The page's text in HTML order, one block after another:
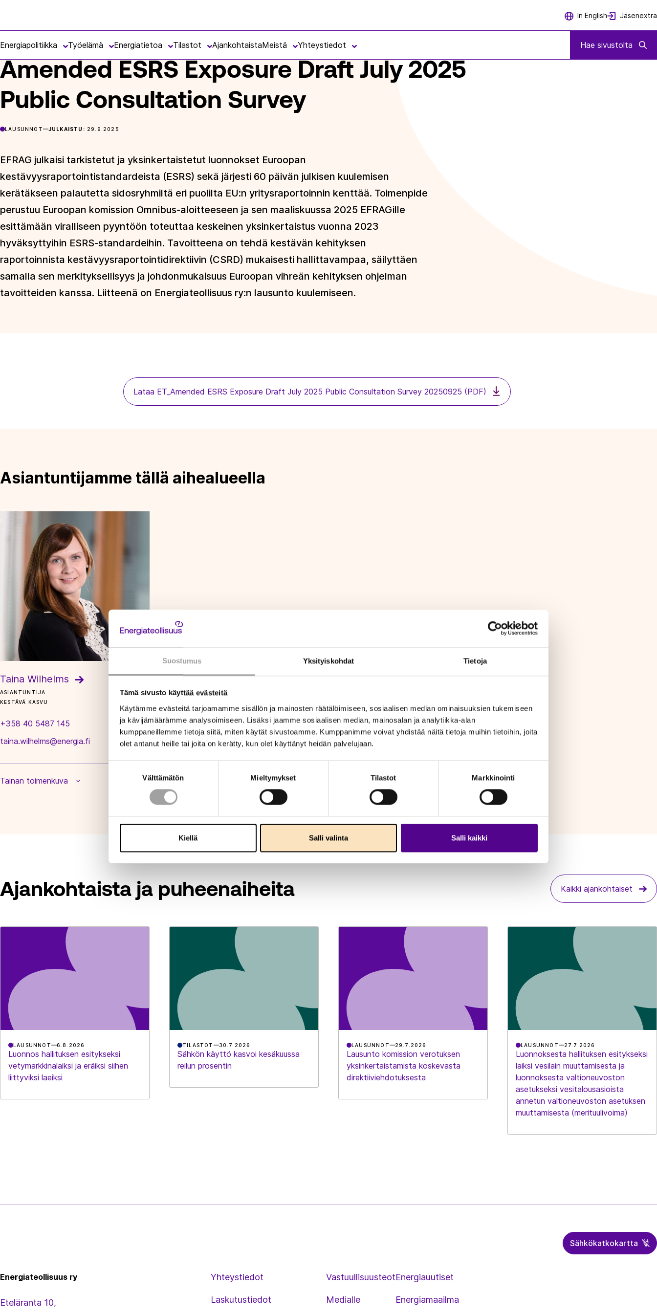
Suostumus Yksityiskohdat Tietoja
Tämä sivusto käyttää evästeitä
Käytämme evästeitä tarjoamamme sisällön ja mainosten räätälöimiseen, sosiaalisen median ominaisuuksien tukemiseen
ja kävijämäärämme analysoimiseen. Lisäksi jaamme sosiaalisen median, mainosalan ja analytiikka-alan
kumppaneillemme tietoja siitä, miten käytät sivustoamme. Kumppanimme voivat yhdistää näitä tietoja muihin tietoihin, joita
olet antanut heille tai joita on kerätty, kun olet käyttänyt heidän palvelujaan.
Suostumuksen
Välttämätön Mieltymykset Tilastot Markkinointi
Kiellä Salli valinta Salli kaikki
In English Jäsenextra
Energiapolitiikka Työelämä Energiatietoa Tilastot AjankohtaistaMeistä Yhteystiedot Hae sivustolta
Amended ESRS Exposure Draft July 2025
Public Consultation Survey
LAUSUNNOT JULKAISTU: 29.9.2025
EFRAG julkaisi tarkistetut ja yksinkertaistetut luonnokset Euroopan
kestävyysraportointistandardeista (ESRS) sekä järjesti 60 päivän julkisen kuulemisen
kerätäkseen palautetta sidosryhmiltä eri puolilta EU:n yritysraportoinnin kenttää. Toimenpide
perustuu Euroopan komission Omnibus-aloitteeseen ja sen maaliskuussa 2025 EFRAGille
esittämään viralliseen pyyntöön toteuttaa keskeinen yksinkertaistus vuonna 2023
hyväksyttyihin ESRS-standardeihin. Tavoitteena on tehdä kestävän kehityksen
raportoinnista kestävyysraportointidirektiivin (CSRD) mukaisesti hallittavampaa, säilyttäen
samalla sen merkityksellisyys ja johdonmukaisuus Euroopan vihreän kehityksen ohjelman
tavoitteiden kanssa. Liitteenä on Energiateollisuus ry:n lausunto kuulemiseen.
Lataa ET_Amended ESRS Exposure Draft July 2025 Public Consultation Survey 20250925 (PDF)
Asiantuntijamme tällä aihealueella
Taina Wilhelms
ASIANTUNTIJA
KESTÄVÄ KASVU
+358 40 5487 145
taina.wilhelms@energia.fi
Tainan toimenkuva
Ajankohtaista ja puheenaiheita Kaikki ajankohtaiset
LAUSUNNOT 6.8.2026
Luonnos hallituksen esitykseksi
vetymarkkinalaiksi ja eräiksi siihen
liittyviksi laeiksi
TILASTOT 30.7.2026
Sähkön käyttö kasvoi kesäkuussa
reilun prosentin
LAUSUNNOT 29.7.2026
Lausunto komission verotuksen
yksinkertaistamista koskevasta
direktiiviehdotuksesta
LAUSUNNOT 27.7.2026
Luonnoksesta hallituksen esitykseksi
laiksi vesilain muuttamisesta ja
luonnoksesta valtioneuvoston
asetukseksi vesitalousasioista
annetun valtioneuvoston asetuksen
muuttamisesta (merituulivoima)
Sähkökatkokartta
Energiateollisuus ry
Eteläranta 10,
Yhteystiedot
Laskutustiedot
Vastuullisuusteot
Medialle
Energiauutiset
Energiamaailma